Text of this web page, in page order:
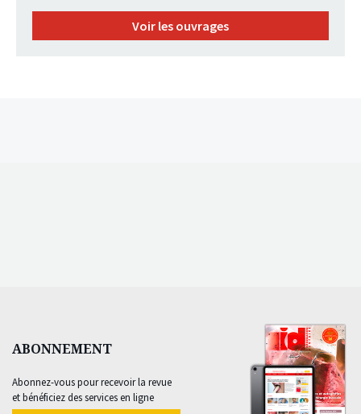
Voir les ouvrages
ABONNEMENT
Abonnez-vous pour recevoir la revue
et bénéficiez des services en ligne